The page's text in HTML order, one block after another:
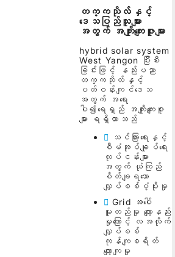
တက္ကသိုလ်နှင့်
ဒေသပြည်သူများ
အတွက် အကျိုးကျေးဇူးများ
hybrid solar system
West Yangon ပြီးစီး
ခြင်းဖြင့် နည်းပညာ
တက္ကသိုလ်နှင့်
ပတ်ဝန်းကျင်ဒေသ
အတွက် အရေး
ပါ၍ရေရှည် အကျိုးကျေးဇူး
များ ရရှိလာသည်
သင်ကြားရေးနှင့်
စီမံအုပ်ချုပ်ရေး
လုပ်ငန်းများ
အတွက် ယုံကြည်
စိတ်ချရသော
လျှပ်စစ်ပံ့ပိုးမှု
Grid အပေါ်
မူတည်မှု လျော့နည်း
မှုကြောင့် လအလိုက်
လျှပ်စစ်
ကုန်ကျစရိတ်
လျော့ကျမှု